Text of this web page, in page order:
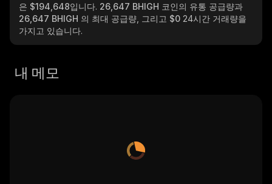
은 $194,648입니다. 26,647 BHIGH 코인의 유통 공급량과
26,647 BHIGH 의 최대 공급량, 그리고 $0 24시간 거래량을
가지고 있습니다.
내 메모